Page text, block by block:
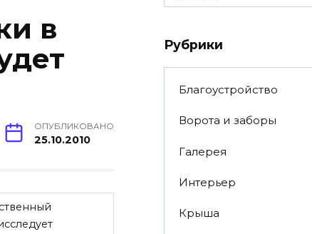
в
ОПУБЛИКОВАНО
25.10.2010
for:
Рубрики
Благоустройство
Ворота и заборы
Галерея
Интерьер
Крыша